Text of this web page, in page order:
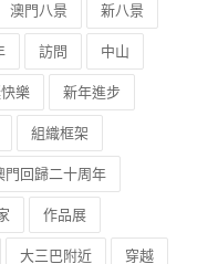
澳門八景 新八景
訪問 中山
樂 新年進步
組織框架
門回歸二十周年
作品展
大三巴附近 穿越